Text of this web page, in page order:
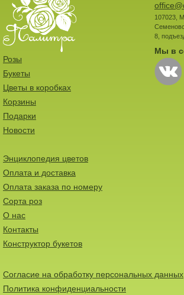
107023,
8,
Мы в
Розы
Букеты
Цветы в коробках
Корзины
Подарки
Новости
Энциклопедия цветов
Оплата и доставка
Оплата заказа по номеру
Сорта роз
О нас
Контакты
Конструктор букетов
Согласие на обработку персональных данных
Политика конфиденциальности